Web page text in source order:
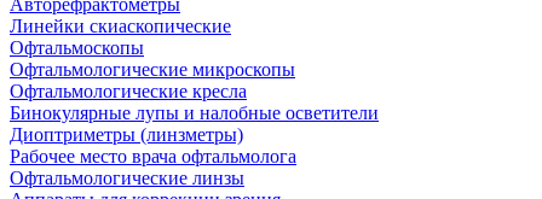
Авторефрактометры
Линейки скиаскопические
Офтальмоскопы
Офтальмологические микроскопы
Офтальмологические кресла
Бинокулярные лупы и налобные осветители
Диоптриметры (линзметры)
Рабочее место врача офтальмолога
Офтальмологические линзы